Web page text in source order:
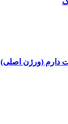
دارم (ورژن اصلی)